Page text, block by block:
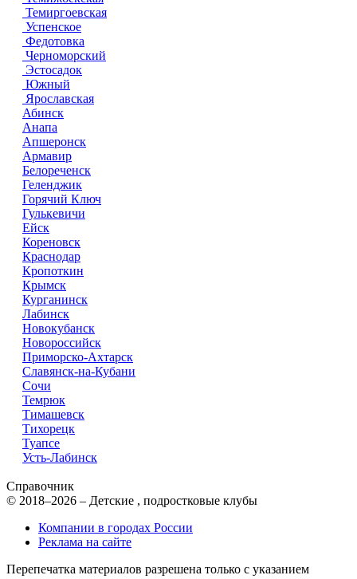
Темиргоевская
Успенское
Федотовка
Черноморский
Эстосадок
Южный
Ярославская
Абинск
Анапа
Апшеронск
Армавир
Белореченск
Геленджик
Горячий Ключ
Гулькевичи
Ейск
Кореновск
Краснодар
Кропоткин
Крымск
Курганинск
Лабинск
Новокубанск
Новороссийск
Приморско-Ахтарск
Славянск-на-Кубани
Сочи
Темрюк
Тимашевск
Тихорецк
Туапсе
Усть-Лабинск
Справочник
© 2018–2026 – Детские , подростковые клубы
Компании в городах России
Реклама на сайте
Перепечатка материалов разрешена только с указанием